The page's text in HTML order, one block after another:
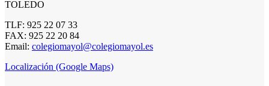
TOLEDO
TLF: 925 22 07 33
FAX: 925 22 20 84
Email: colegiomayol@colegiomayol.es
Localización (Google Maps)